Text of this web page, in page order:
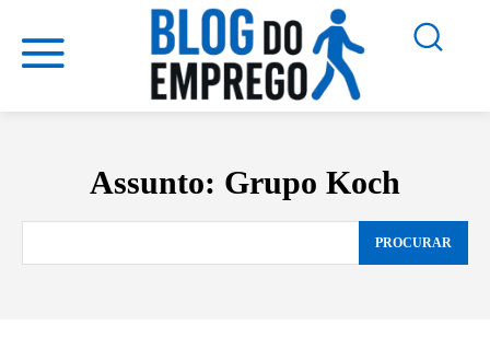
Assunto: Grupo Koch
PROCURAR